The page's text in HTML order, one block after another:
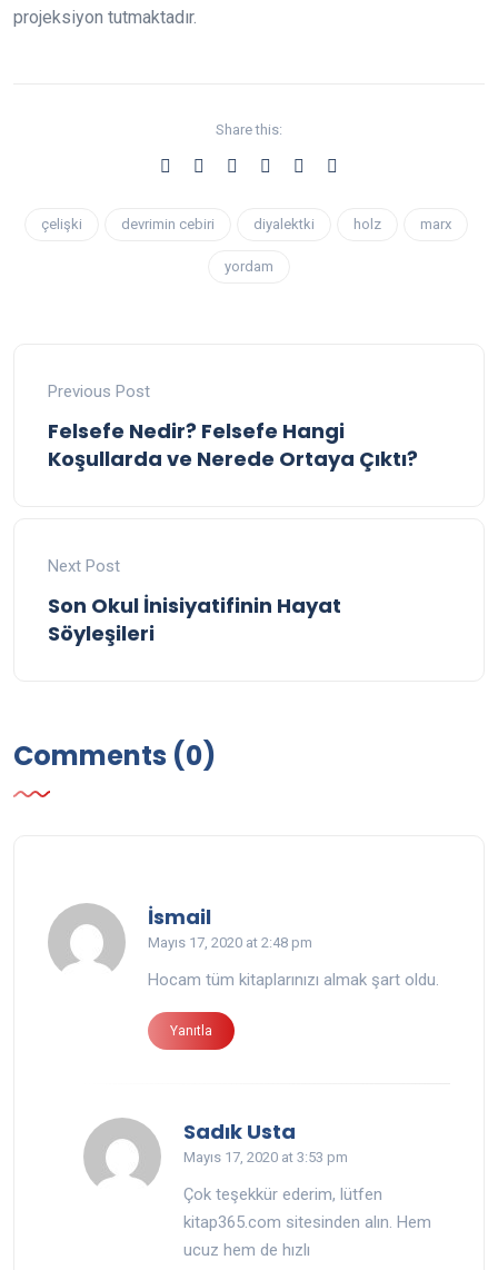
projeksiyon tutmaktadır.
Share this:
çelişki devrimin cebiri diyalektki holz marx
yordam
Previous Post
Felsefe Nedir? Felsefe Hangi
Koşullarda ve Nerede Ortaya Çıktı?
Next Post
Son Okul İnisiyatifinin Hayat
Söyleşileri
Comments (0)
İsmailsays:
Mayıs 17, 2020 at 2:48 pm
Hocam tüm kitaplarınızı almak şart oldu.
Yanıtla
Sadık Usta
Mayıs 17, 2020 at 3:53 pm
Çok teşekkür ederim, lütfen
kitap365.com sitesinden alın. Hem
ucuz hem de hızlı